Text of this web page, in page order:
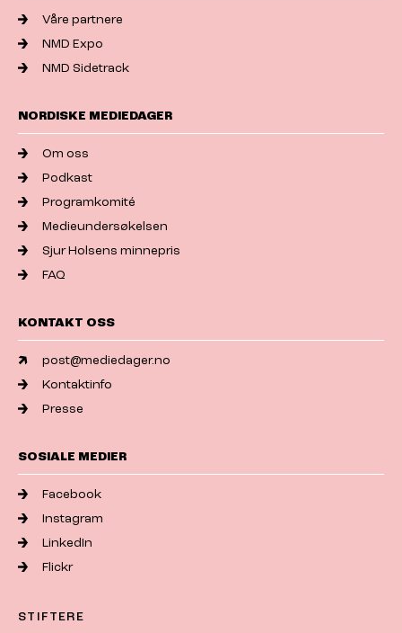
Våre partnere
NMD Expo
NMD Sidetrack
NORDISKE MEDIEDAGER
Om oss
Podkast
Programkomité
Medieundersøkelsen
Sjur Holsens minnepris
FAQ
KONTAKT OSS
post@mediedager.no
Kontaktinfo
Presse
SOSIALE MEDIER
Facebook
Instagram
LinkedIn
Flickr
STIFTERE